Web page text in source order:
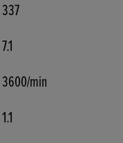
337
7.1
3600/min
1.1